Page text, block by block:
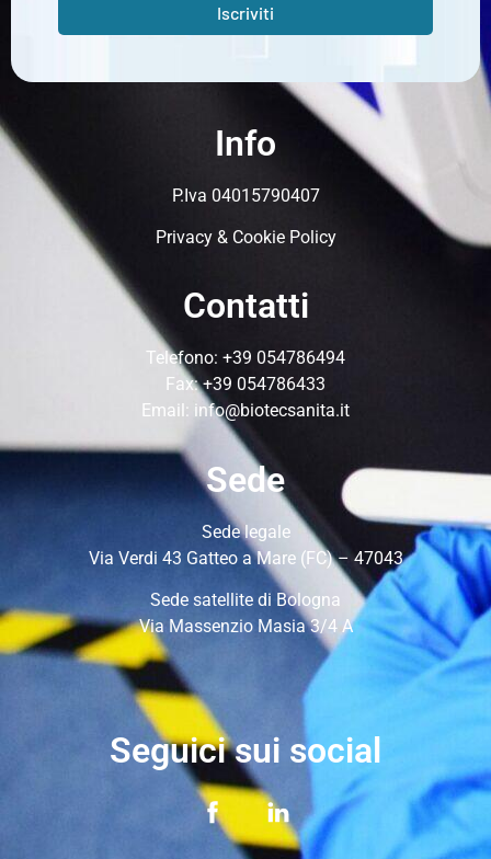
Iscriviti
Info
P.Iva 04015790407
Privacy & Cookie Policy
Contatti
Telefono: +39 054786494
Fax: +39 054786433
Email: info@biotecsanita.it
Sede
Sede legale
Via Verdi 43 Gatteo a Mare (FC) – 47043
Sede satellite di Bologna
Via Massenzio Masia 3/4 A
Seguici sui social